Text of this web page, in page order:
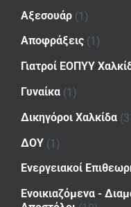
Αξεσουάρ (1)
Αποφράξεις (1)
Γιατροί ΕΟΠΥΥ
Γυναίκα (1)
Δικηγόροι Χαλκίδα
ΔΟΥ (1)
Ενεργειακοί
Ενοικιαζόμενα -